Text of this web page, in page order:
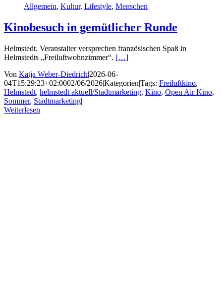
Allgemein, Kultur, Lifestyle, Menschen
Kinobesuch in gemütlicher Runde
Helmstedt. Veranstalter versprechen französischen Spaß in
Helmstedts „Freiluftwohnzimmer“. […]
Von Katja Weber-Diedrich|2026-06-
04T15:29:23+02:0002/06/2026|Kategorien|Tags: Freiluftkino,
Helmstedt, helmstedt aktuell/Stadtmarketing, Kino, Open Air Kino,
Sommer, Stadtmarketing|
Weiterlesen